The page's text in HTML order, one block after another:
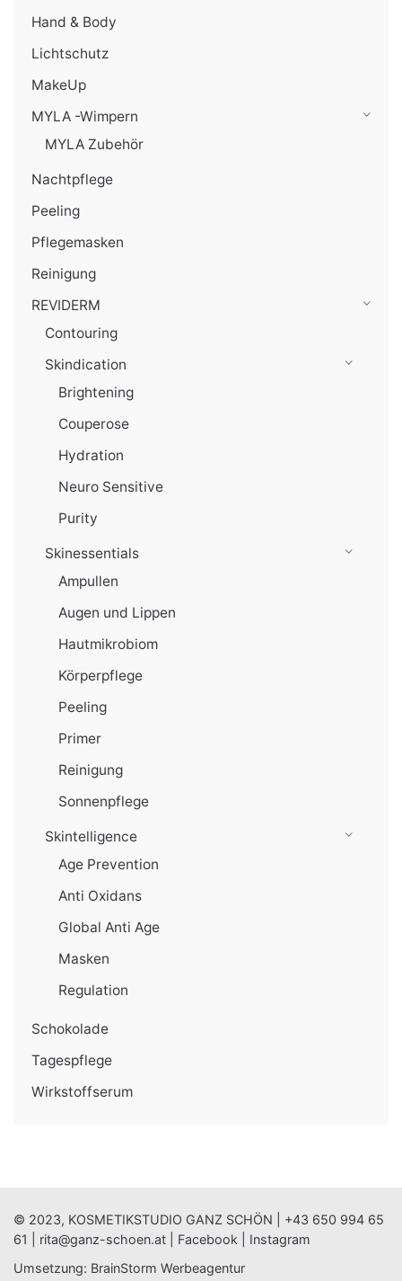
Hand & Body
Lichtschutz
MakeUp
MYLA -Wimpern
MYLA Zubehör
Nachtpflege
Peeling
Pflegemasken
Reinigung
REVIDERM
Contouring
Skindication
Brightening
Couperose
Hydration
Neuro Sensitive
Purity
Skinessentials
Ampullen
Augen und Lippen
Hautmikrobiom
Körperpflege
Peeling
Primer
Reinigung
Sonnenpflege
Skintelligence
Age Prevention
Anti Oxidans
Global Anti Age
Masken
Regulation
Schokolade
Tagespflege
Wirkstoffserum
© 2023, KOSMETIKSTUDIO GANZ SCHÖN | +43 650 994 65
61
rita@ganz-schoen.at Facebook
Instagram
Umsetzung: BrainStorm Werbeagentur